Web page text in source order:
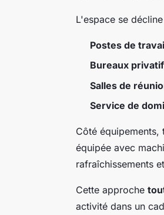
L'espace se
Postes de
Bureaux
Salles de
Service de
Côté
équipée avec
rafraîchissements
Cette approche
activité dans un